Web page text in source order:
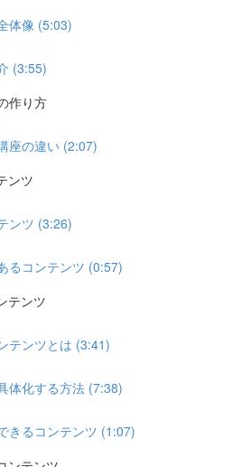
体像 (5:03)
(3:55)
作り方
座の違い (2:07)
ンツ
ンツ (3:26)
るコンテンツ (0:57)
テンツ
テンツとは (3:41)
体化する方法 (7:38)
きるコンテンツ (1:07)